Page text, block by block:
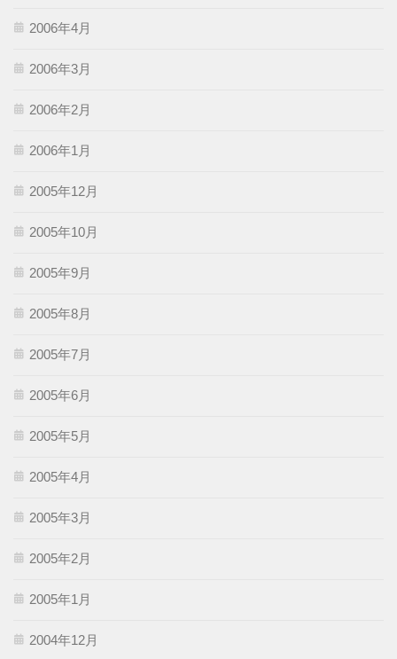
2006年4月
2006年3月
2006年2月
2006年1月
2005年12月
2005年10月
2005年9月
2005年8月
2005年7月
2005年6月
2005年5月
2005年4月
2005年3月
2005年2月
2005年1月
2004年12月